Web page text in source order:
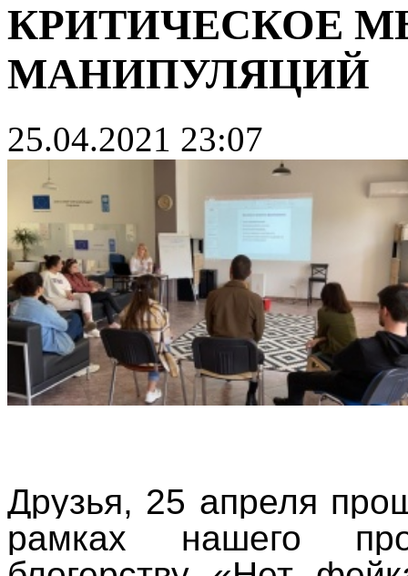
КРИТИЧЕСКОЕ
МАНИПУЛЯЦИЙ
25.04.2021 23:07
Друзья, 25 апреля
рамках нашего